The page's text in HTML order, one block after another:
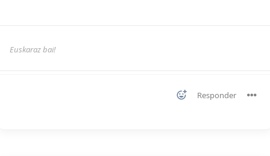
Euskaraz bai!
Responder